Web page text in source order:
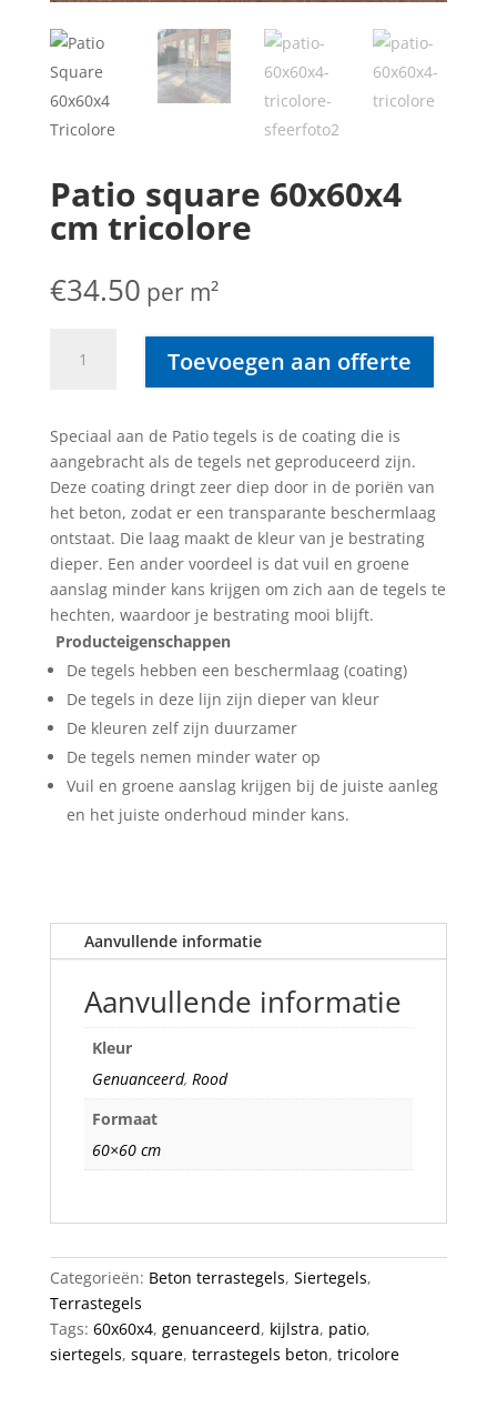
Patio square 60x60x4
cm tricolore
€34.50 per m²
square
tricolore
aantal
Toevoegen aan offerte
Speciaal aan de Patio tegels is de coating die is
aangebracht als de tegels net geproduceerd zijn.
Deze coating dringt zeer diep door in de poriën van
het beton, zodat er een transparante beschermlaag
ontstaat. Die laag maakt de kleur van je bestrating
dieper. Een ander voordeel is dat vuil en groene
aanslag minder kans krijgen om zich aan de tegels te
hechten, waardoor je bestrating mooi blijft.
Producteigenschappen
De tegels hebben een beschermlaag (coating)
De tegels in deze lijn zijn dieper van kleur
De kleuren zelf zijn duurzamer
De tegels nemen minder water op
Vuil en groene aanslag krijgen bij de juiste aanleg
en het juiste onderhoud minder kans.
Aanvullende informatie
Aanvullende informatie
Kleur
Genuanceerd, Rood
Formaat
60×60 cm
Categorieën: Beton terrastegels, Siertegels,
Terrastegels
Tags: 60x60x4, genuanceerd, kijlstra, patio,
siertegels, square, terrastegels beton, tricolore